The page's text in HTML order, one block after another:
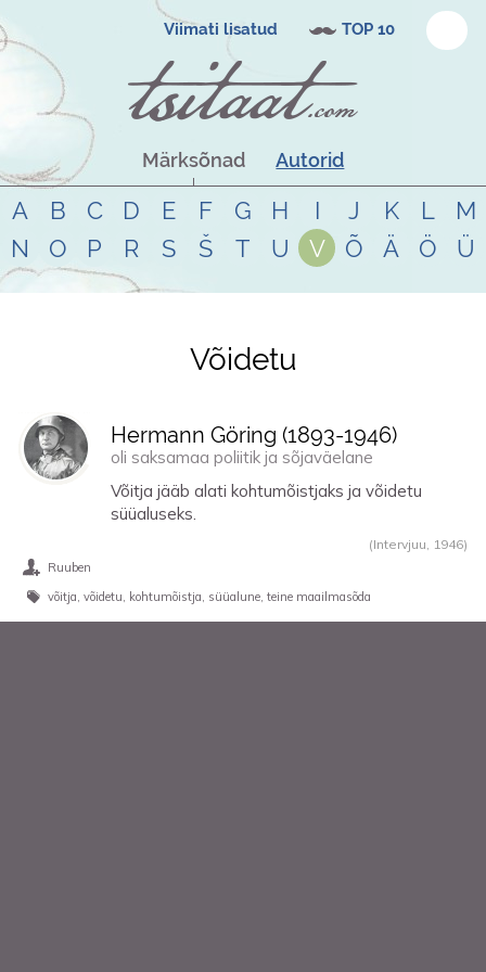
Viimati lisatud TOP 10
Märksõnad Autorid
A B C D E F G H I J K L
M
N
O P R S Š T U V Õ Ä Ö Ü
Tsitaadid teemalvõidetu
Võidetu
Hermann Göring (1893-1946)
oli saksamaa poliitik ja sõjaväelane
Võitja jääb alati kohtumõistjaks ja võidetu
süüaluseks.
(Intervjuu, 1946)
Ruuben
võitja võidetu kohtumõistja süüalune teine maailmasõda